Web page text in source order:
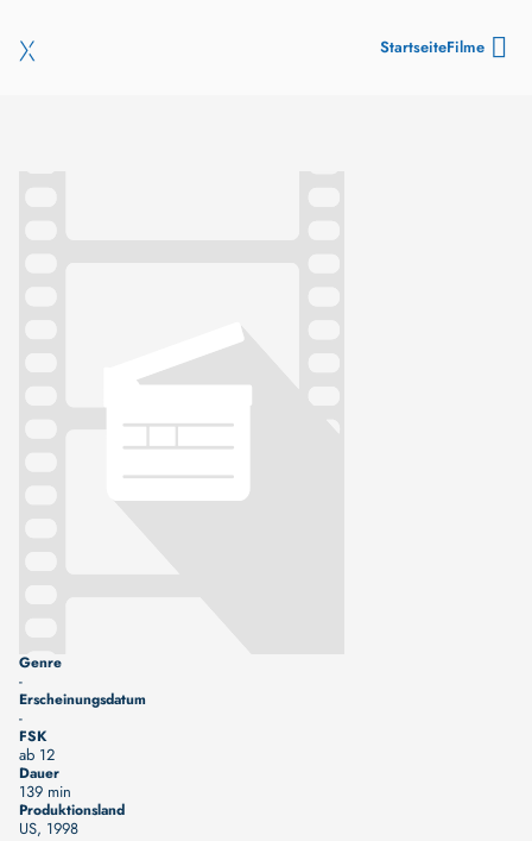
StartseiteFilme
Genre
-
Erscheinungsdatum
-
FSK
ab 12
Dauer
139 min
Produktionsland
US, 1998